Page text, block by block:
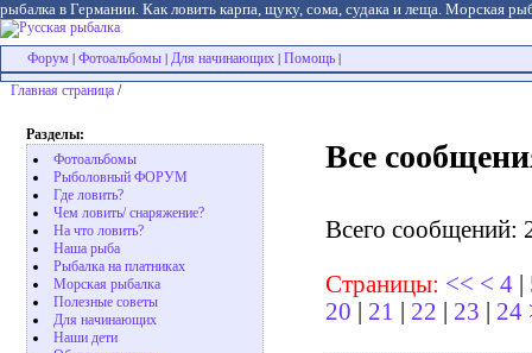
рыбалка в Германии. Как ловить карпа, щуку, сома, судака и леща. Морская
Форум Фотоальбомы Для начинающих Помощь
Главная страница /
Разделы:
Фотоальбомы
Рыболовный ФОРУМ
Где ловить?
Чем ловить/ снаряжение?
На что ловить?
Наша рыба
Рыбалка на платниках
Морская рыбалка
Полезные советы
Для начинающих
Наши дети
Все
Всего сообщений:
Страницы: << < 4
20
21 22 23 24